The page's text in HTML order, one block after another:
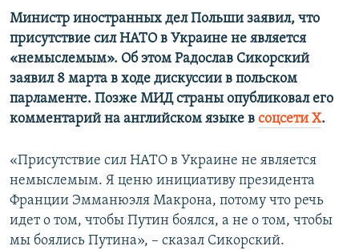
Министр иностранных дел Польши заявил, что
присутствие сил НАТО в Украине не является
«немыслемым». Об этом Радослав Сикорский
заявил 8 марта в ходе дискуссии в польском
парламенте. Позже МИД страны опубликовал его
комментарий на английском языке в соцсети X.
«Присутствие сил НАТО в Украине не является
немыслемым. Я ценю инициативу президента
Франции Эмманюэля Макрона, потому что речь
идет о том, чтобы Путин боялся, а не о том, чтобы
мы боялись Путина», – сказал Сикорский.